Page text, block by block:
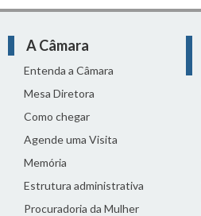
A Câmara
Entenda a Câmara
Mesa Diretora
Como chegar
Agende uma Visita
Memória
Estrutura administrativa
Procuradoria da Mulher